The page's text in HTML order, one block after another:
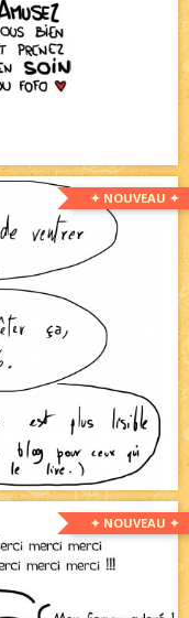
✦ NOUVEAU ✦
✦ NOUVEAU ✦